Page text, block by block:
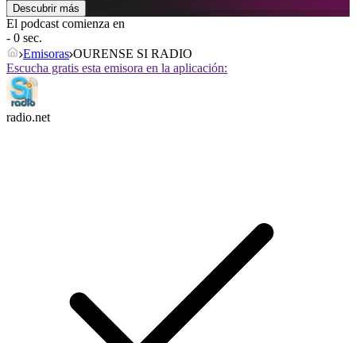
Descubrir más
El podcast comienza en
- 0 sec.
Emisoras OURENSE SI RADIO
Escucha gratis esta emisora en la aplicación:
radio.net